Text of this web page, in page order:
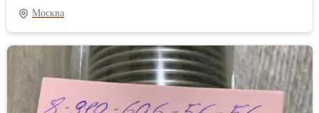
Насос 918Б ( МТ-800 ); Насос БНК-10ТК; Насос БНК-12ТК;
Насос 4062 ( МТ-800 ); Насос 435ФТ; Продам
Насос 463Б (МВ-280Б); Насос 465А; Насос 465Д (МП-6000-2с);
Насос 465К; Насос 465К ( Д-4500К); Насос 465МТВ; Продам
Насос 465МТВ (Д-1500ТВ); Насос 465П; Насос 623;
Насос 623АНМ; Насос 623Б; Насос 623К; Насос 623КП;
Насос 623Т1; Продам Насос 623Я; Насос 702М.500; Насос 876А;
Насос ДЦН-44С ТВ-Т; Насос ДЦН44С-ТВ-Т; Насос НД144-
Москва